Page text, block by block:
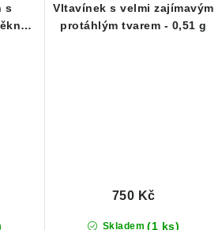
s
Vltavínek s velmi zajímavým
protáhlým tvarem - 0,51 g
Skladem (1 ks)
750 Kč